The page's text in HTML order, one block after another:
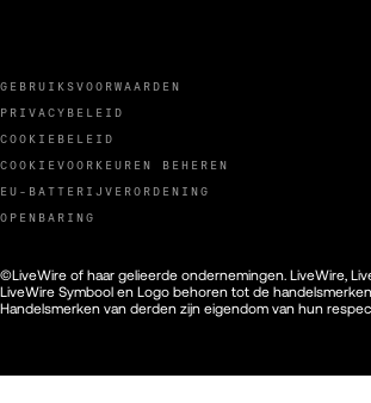
GEBRUIKSVOORWAARDEN
PRIVACYBELEID
COOKIEBELEID
COOKIEVOORKEUREN BEHEREN
EU-BATTERIJVERORDENING
OPENBARING
©LiveWire of haar gelieerde ondernemingen. LiveWire,
LiveWire Symbool en Logo behoren tot de handelsmerken
Handelsmerken van derden zijn eigendom van hun